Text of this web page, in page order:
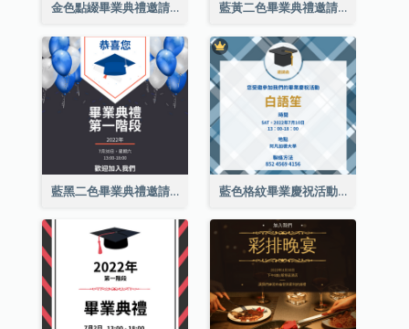
金色點綴畢業典禮邀請函 藍黃二色畢業典禮邀請函
藍黑二色畢業典禮邀請函 藍色格紋畢業慶祝活動邀請函